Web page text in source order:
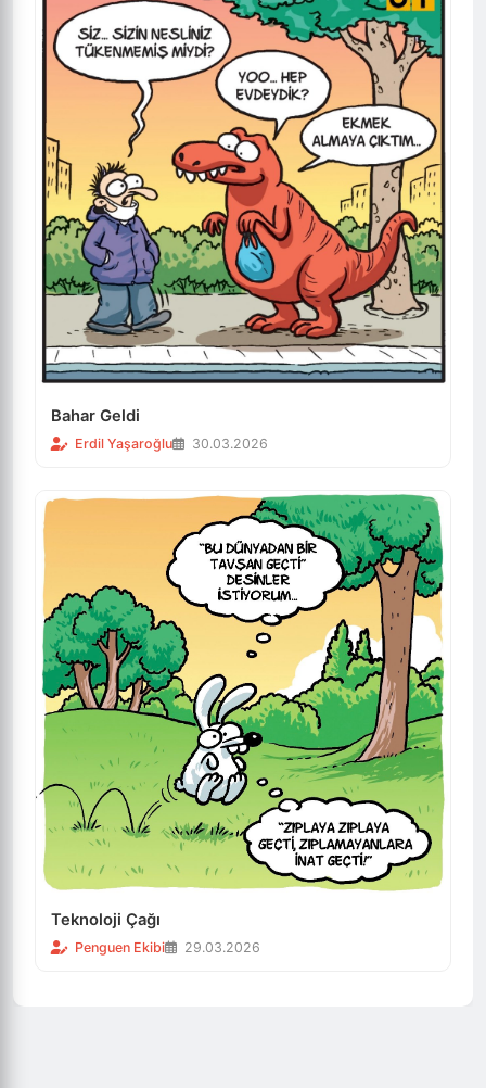
Bahar Geldi
Erdil Yaşaroğlu 30.03.2026
Teknoloji Çağı
Penguen Ekibi 29.03.2026